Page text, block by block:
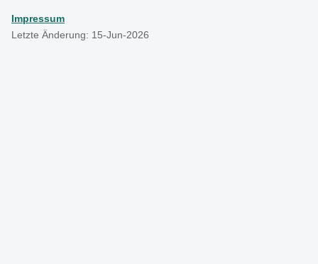
Impressum
Letzte Änderung: 15-Jun-2026